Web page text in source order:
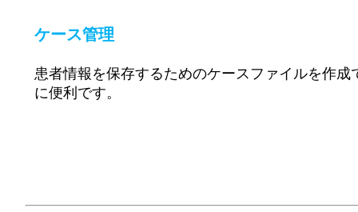
ケース管理
患者情報を保存するためのケースファイルを作
に便利です。